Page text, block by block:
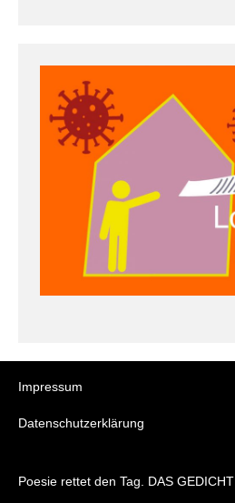
Impressum
Datenschutzerklärung
Poesie rettet den Tag. DAS GEDICHT